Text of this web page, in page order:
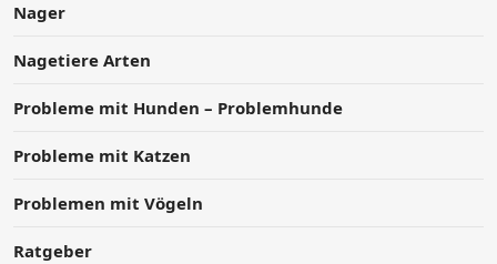
Nager
Nagetiere Arten
Probleme mit Hunden – Problemhunde
Probleme mit Katzen
Problemen mit Vögeln
Ratgeber